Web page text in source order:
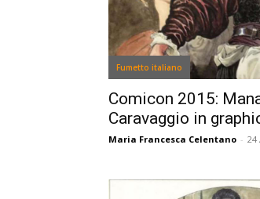
Fumetto italiano
Comicon 2015:
Caravaggio in
Maria Francesca Celentano - 24